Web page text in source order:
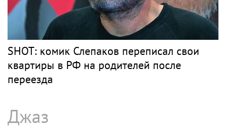
SHOT: комик Слепаков переписал свои
квартиры в РФ на родителей после
переезда
Джаз